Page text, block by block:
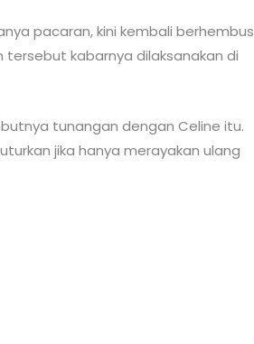
pacaran, kini kembali berhembus
kabarnya dilaksanakan di
tunangan dengan Celine itu.
jika hanya merayakan ulang